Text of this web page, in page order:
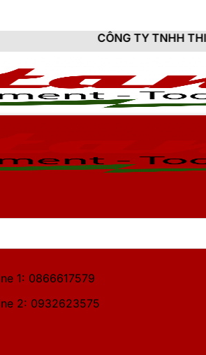
THIẾT BỊ DỤNG CỤ KỸ THUẬT
1: 0866617579
2: 0932623575